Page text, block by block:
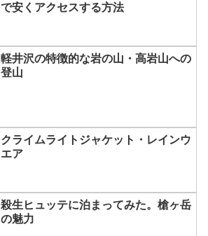
で安くアクセスする方法
軽井沢の特徴的な岩の山・高岩山への
登山
クライムライトジャケット・レインウ
エア
殺生ヒュッテに泊まってみた。槍ヶ岳
の魅力